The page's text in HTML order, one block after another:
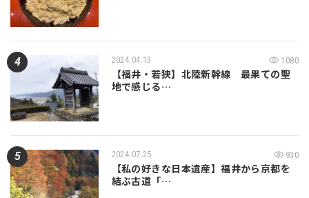
2024.04.13 1080
【福井・若狭】北陸新幹線 最果ての聖
地で感じる…
2024.07.25 930
【私の好きな日本遺産】福井から京都を
結ぶ古道「…